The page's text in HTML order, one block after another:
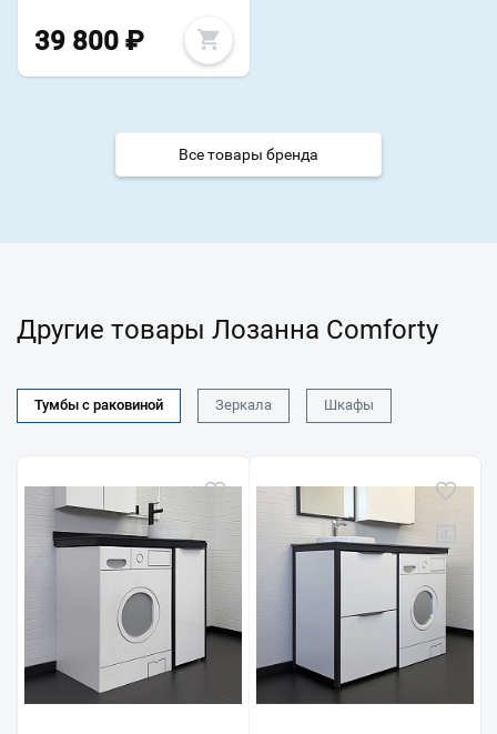
39 800 ₽
Все товары бренда
Другие товары Лозанна Comforty
Тумбы с раковиной Зеркала Шкафы